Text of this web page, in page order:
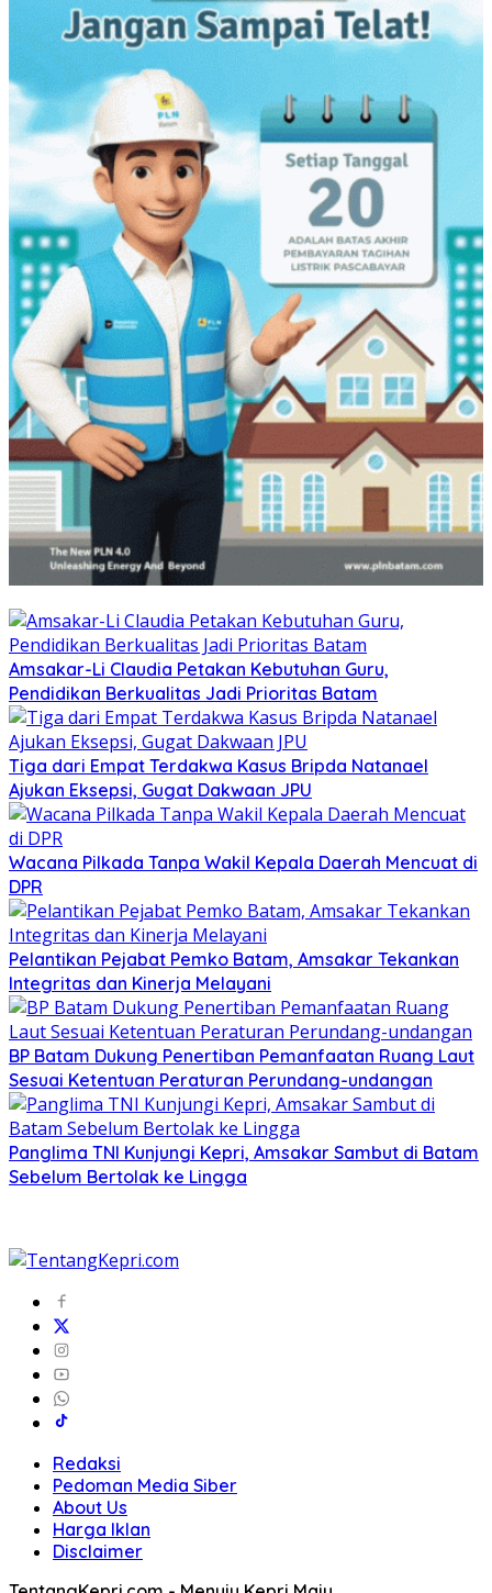
Amsakar-Li Claudia Petakan Kebutuhan Guru,
Pendidikan Berkualitas Jadi Prioritas Batam
Tiga dari Empat Terdakwa Kasus Bripda Natanael
Ajukan Eksepsi, Gugat Dakwaan JPU
Wacana Pilkada Tanpa Wakil Kepala Daerah Mencuat di
DPR
Pelantikan Pejabat Pemko Batam, Amsakar Tekankan
Integritas dan Kinerja Melayani
BP Batam Dukung Penertiban Pemanfaatan Ruang Laut
Sesuai Ketentuan Peraturan Perundang-undangan
Panglima TNI Kunjungi Kepri, Amsakar Sambut di Batam
Sebelum Bertolak ke Lingga
Redaksi
Pedoman Media Siber
About Us
Harga Iklan
Disclaimer